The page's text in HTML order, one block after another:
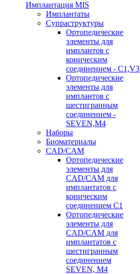
Имплантация MIS
Имплантаты
Супраструктуры
Ортопедические
элементы для
имплантов с
коническим
соединением - C1,V3
Ортопедические
элементы для
имплантов с
шестигранным
соединением -
SEVEN,M4
Наборы
Биоматериалы
CAD/CAM
Ортопедические
элементы для
CAD/CAM для
имплантатов с
коническим
соединением С1
Ортопедические
элементы для
CAD/CAM для
имплантатов с
шестигранным
соединением
SEVEN, М4